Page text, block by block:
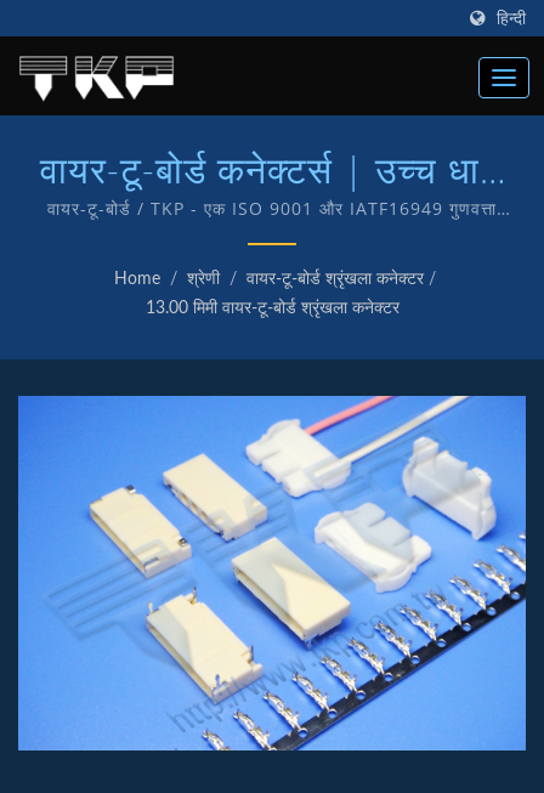
हिन्दी
वायर-टू-बोर्ड कनेक्टर्स | उच्च धारा
कंप्यूटर कनेक्टर्स निर्माता | TKP
वायर-टू-बोर्ड / TKP - एक ISO 9001 और IATF16949 गुणवत्ता
प्रमाणित कंपनी है जो हमारे ग्राहकों को गुणवत्ता सेवा और उत्पादों की प्रदान
करने के हमारे समर्पण का प्रतीक है। हमारे पास अपने उत्पादों के आंतरिक
अनुसंधान और निर्माण की सुविधा है जिसमें TKP ब्रांड है।
Home / श्रेणी / वायर-टू-बोर्ड श्रृंखला कनेक्टर /
13.00 मिमी वायर-टू-बोर्ड श्रृंखला कनेक्टर